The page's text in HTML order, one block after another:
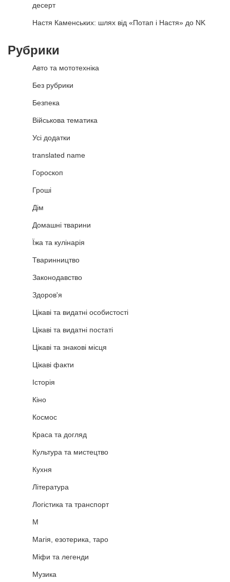
десерт
Настя Каменських: шлях від «Потап і Настя» до NK
Рубрики
Авто та мототехніка
Без рубрики
Безпека
Військова тематика
Усі додатки
translated name
Гороскоп
Гроші
Дім
Домашні тварини
Їжа та кулінарія
Тваринництво
Законодавство
Здоров'я
Цікаві та видатні особистості
Цікаві та видатні постаті
Цікаві та знакові місця
Цікаві факти
Історія
Кіно
Космос
Краса та догляд
Культура та мистецтво
Кухня
Література
Логістика та транспорт
М
Магія, езотерика, таро
Міфи та легенди
Музика